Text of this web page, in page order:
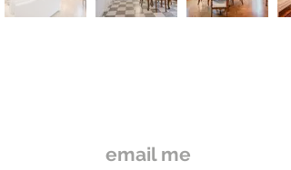
email me